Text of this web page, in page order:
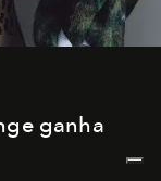
ganha